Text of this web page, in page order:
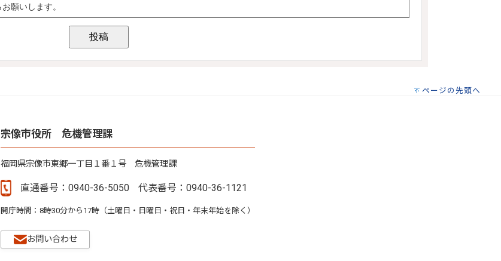
ページの先頭へ
宗像市役所 危機管理課
福岡県宗像市東郷一丁目１番１号 危機管理課
直通番号：0940-36-5050 代表番号：0940-36-1121
開庁時間：8時30分から17時（土曜日・日曜日・祝日・年末年始を除く）
お問い合わせ